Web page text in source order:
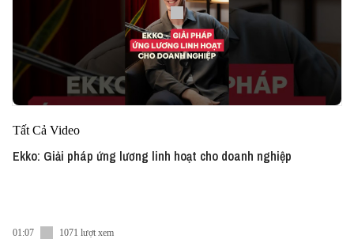
Tất Cả Video
Ekko: Giải pháp ứng lương linh hoạt cho doanh nghiệp
01:07 1071 lượt xem